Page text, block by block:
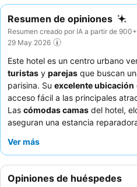
Resumen de opiniones
Resumen creado por IA a partir de
29 May 2026
Este hotel es un centro urbano
turistas y parejas que buscan
parisina. Su excelente ubicación
acceso fácil a las principales
Las cómodas camas del hotel,
aseguran una estancia
amabilidad del personal y el
una habitación con
balcón
Ver más
Opiniones de huéspedes